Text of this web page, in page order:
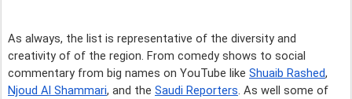
As always, the list is representative of the diversity and
creativity of of the region. From comedy shows to social
commentary from big names on YouTube like Shuaib Rashed
Njoud Al Shammari, and the Saudi Reporters. As well some of